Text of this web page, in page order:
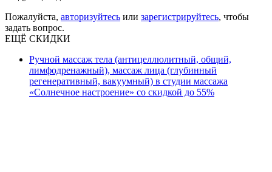
Пожалуйста, авторизуйтесь или зарегистрируйтесь, чтобы
задать вопрос.
ЕЩЁ СКИДКИ
Ручной массаж тела (антицеллюлитный, общий,
лимфодренажный), массаж лица (глубинный
регенеративный, вакуумный) в студии массажа
«Солнечное настроение» со скидкой до 55%